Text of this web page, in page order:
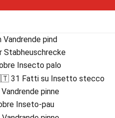
pind
Insecto palo
31 Fatti su Insetto stecco
pinne
Inseto-pau